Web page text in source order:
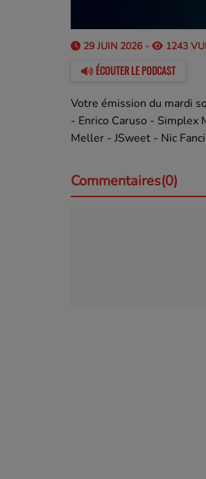
29 JUIN 2026 - 1243
ÉCOUTER LE PODCAST
Votre émission du mardi
- Enrico Caruso - Simplex
Meller - JSweet - Nic
Commentaires(0)